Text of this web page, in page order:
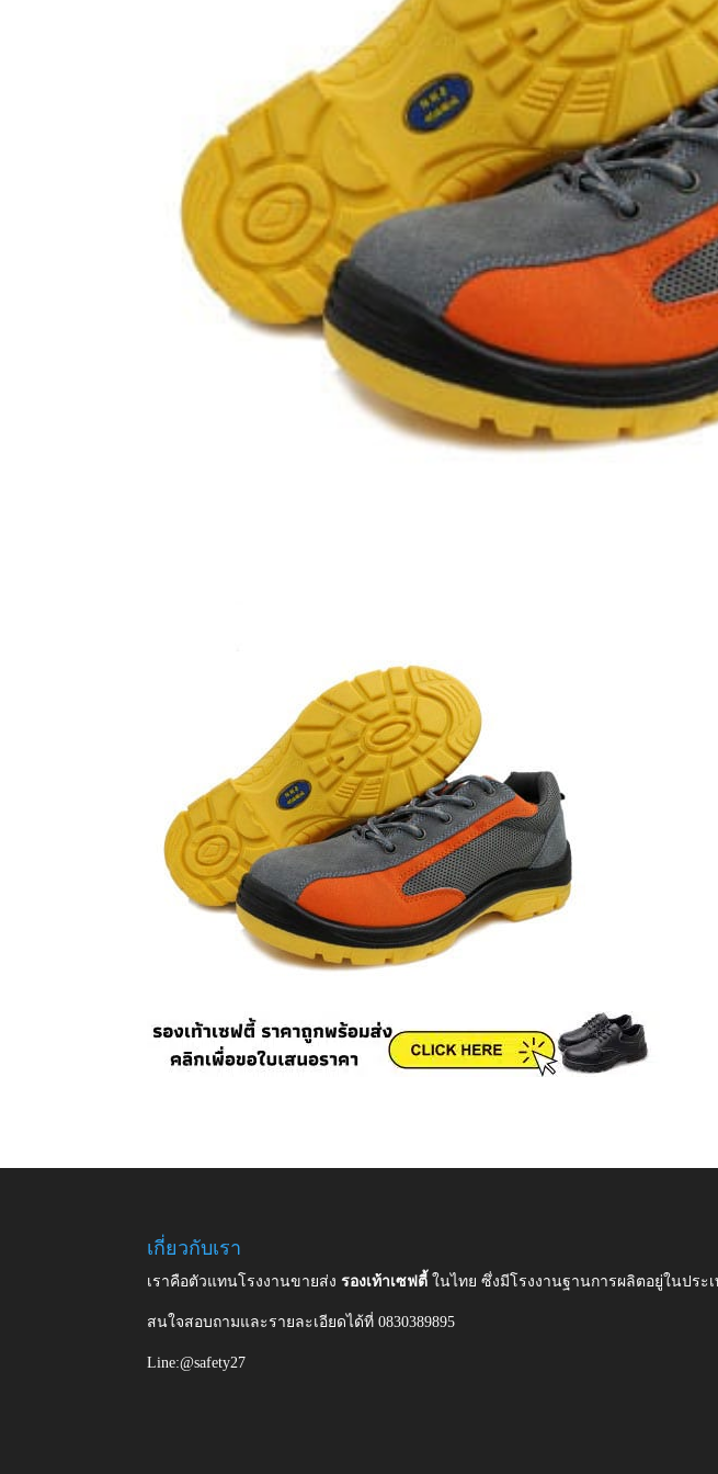
เกี่ยวกับเรา
เราคือตัวแทนโรงงานขายส่งรองเท้าเซฟตี้ในไทย ซึ่งมีโรงงานฐานการผลิตอยู่ในปร
สนใจสอบถามและรายละเอียดได้ที่ 0830389895
Line:@safety27